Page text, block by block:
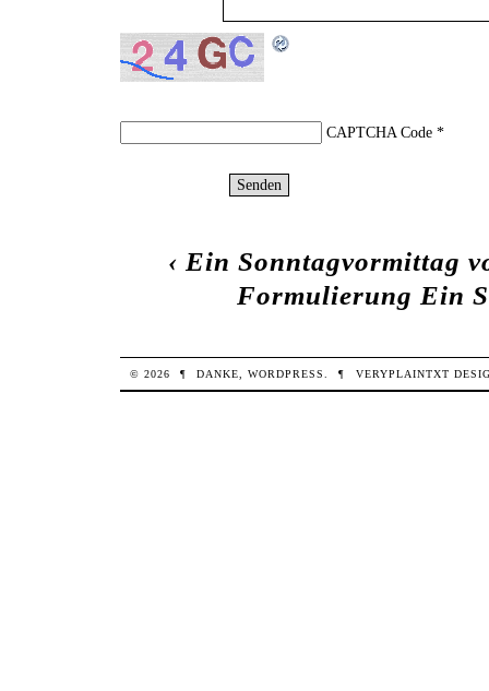
CAPTCHA Code*
‹ Ein Sonntagvormittag
Formulierung Ein
© 2026 ¶ DANKE,WORDPRESS. ¶ VERYPLAINTXT